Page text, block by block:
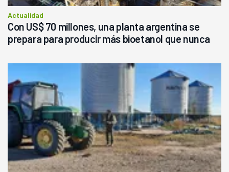
Actualidad
Con US$ 70 millones, una planta argentina se
prepara para producir más bioetanol que nunca